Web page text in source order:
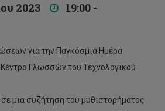
2023
19:00 -
για την Παγκόσμια Ημέρα
Γλωσσών του Τεχνολογικού
μια συζήτηση του μυθιστορήματος